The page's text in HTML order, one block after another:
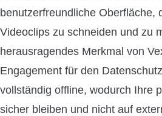
benutzerfreundliche Oberfläche,
Videoclips zu schneiden und zu
herausragendes Merkmal von
Engagement für den
vollständig offline, wodurch Ihre
sicher bleiben und nicht auf